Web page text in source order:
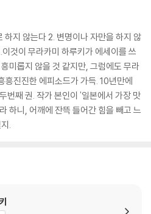
하지 않는다 2. 변명이나 자만을 하지 않
것이 무라카미 하루키가 에세이를 쓰
미롭지 않을 것 같지만, 그럼에도 무라
흥진진한 에피소드가 가득. 10년만에
번째 권. 작가 본인이 '일본에서 가장 맛
하니, 어깨에 잔뜩 들어간 힘을 빼고 느
.